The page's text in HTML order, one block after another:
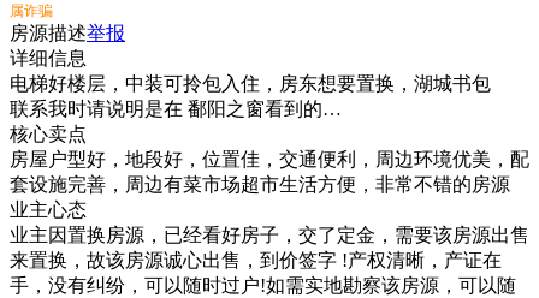
属诈骗
房源描述举报
详细信息
电梯好楼层，中装可拎包入住，房东想要置换，湖城书包
联系我时请说明是在 鄱阳之窗看到的…
核心卖点
房屋户型好，地段好，位置佳，交通便利，周边环境优美，配
套设施完善，周边有菜市场超市生活方便，非常不错的房源
业主心态
业主因置换房源，已经看好房子，交了定金，需要该房源出售
来置换，故该房源诚心出售，到价签字 !产权清晰，产证在
手，没有纠纷，可以随时过户!如需实地勘察该房源，可以随